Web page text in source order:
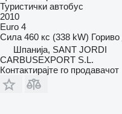
Туристички автобус
2010
Euro 4
Сила 460 кс (338 kW) Гориво
Шпанија, SANT JORDI
CARBUSEXPORT S.L.
Контактирајте го продавачот